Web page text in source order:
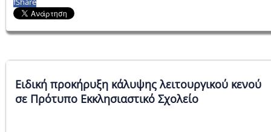
Ειδική προκήρυξη κάλυψης λειτουργικού κενού
σε Πρότυπο Εκκλησιαστικό Σχολείο